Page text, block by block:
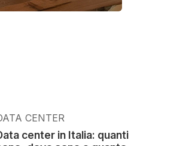
CENTER
center in Italia: quanti